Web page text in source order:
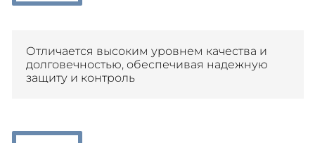
Отличается высоким уровнем качества и
долговечностью, обеспечивая надежную
защиту и контроль